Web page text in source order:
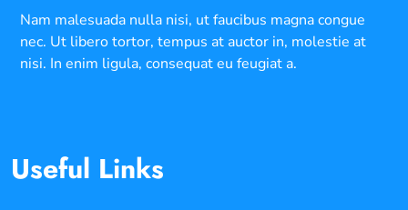
Nam malesuada nulla nisi, ut faucibus magna congue
nec. Ut libero tortor, tempus at auctor in, molestie at
nisi. In enim ligula, consequat eu feugiat a.
Useful Links